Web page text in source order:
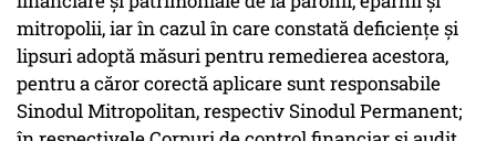
mitropolii, iar în cazul în care constată deficienţe şi
lipsuri adoptă măsuri pentru remedierea acestora,
pentru a căror corectă aplicare sunt responsabile
Sinodul Mitropolitan, respectiv Sinodul Permanent;